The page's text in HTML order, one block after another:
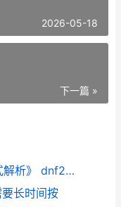
2026-05-18
下一篇 »
《DNF冒险团成长胶囊的运用方式解析》 dnf2020冒险团成长胶囊怎么领
长时间按